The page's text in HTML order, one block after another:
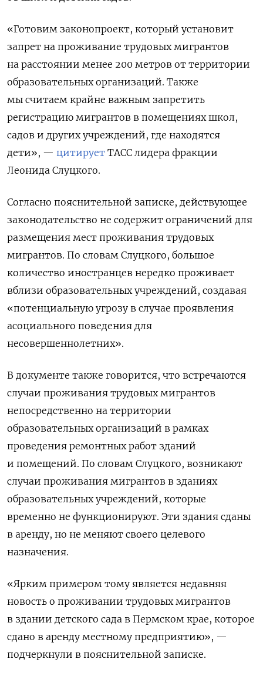
«Готовим законопроект, который установит
запрет на проживание трудовых мигрантов
на расстоянии менее 200 метров от территории
образовательных организаций. Также
мы считаем крайне важным запретить
регистрацию мигрантов в помещениях школ,
садов и других учреждений, где находятся
дети», — цитирует ТАСС лидера фракции
Леонида Слуцкого.
Согласно пояснительной записке, действующее
законодательство не содержит ограничений для
размещения мест проживания трудовых
мигрантов. По словам Слуцкого, большое
количество иностранцев нередко проживает
вблизи образовательных учреждений, создавая
«потенциальную угрозу в случае проявления
асоциального поведения для
несовершеннолетних».
В документе также говорится, что встречаются
случаи проживания трудовых мигрантов
непосредственно на территории
образовательных организаций в рамках
проведения ремонтных работ зданий
и помещений. По словам Слуцкого, возникают
случаи проживания мигрантов в зданиях
образовательных учреждений, которые
временно не функционируют. Эти здания сданы
в аренду, но не меняют своего целевого
назначения.
«Ярким примером тому является недавняя
новость о проживании трудовых мигрантов
в здании детского сада в Пермском крае, которое
сдано в аренду местному предприятию», —
подчеркнули в пояснительной записке.